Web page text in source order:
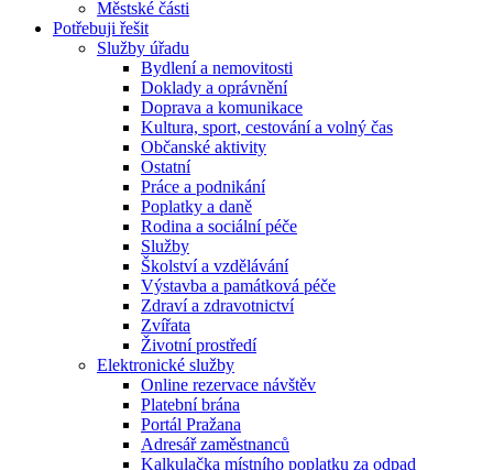
Městské části
Potřebuji řešit
Služby úřadu
Bydlení a nemovitosti
Doklady a oprávnění
Doprava a komunikace
Kultura, sport, cestování a volný čas
Občanské aktivity
Ostatní
Práce a podnikání
Poplatky a daně
Rodina a sociální péče
Služby
Školství a vzdělávání
Výstavba a památková péče
Zdraví a zdravotnictví
Zvířata
Životní prostředí
Elektronické služby
Online rezervace návštěv
Platební brána
Portál Pražana
Adresář zaměstnanců
Kalkulačka místního poplatku za odpad